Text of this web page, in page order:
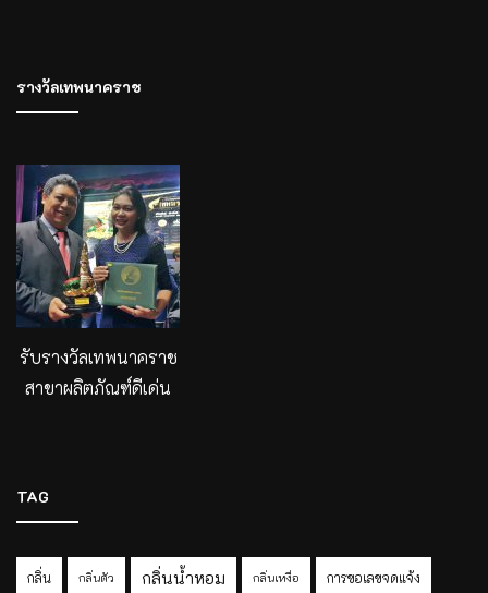
รางวัลเทพนาคราช
รับรางวัลเทพนาคราช
สาขาผลิตภัณฑ์ดีเด่น
TAG
กลิ่น กลิ่นตัว กลิ่นน้ำหอม กลิ่นเหงื่อ การขอเลขจดแจ้ง